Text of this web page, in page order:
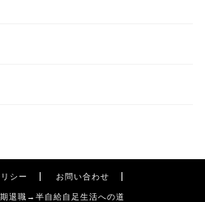
シー お問い合わせ
退職→半自給自足生活への道